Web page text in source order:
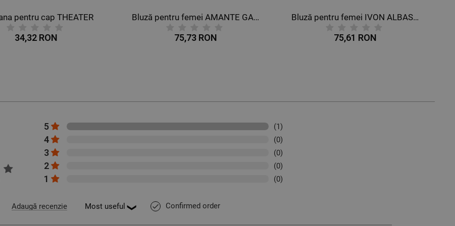
75,73 RON 75,61 RON
Bluză pentru femei MIRA ALB
88,75 RON
5 (1)
4 (0)
3 (0)
2 (0)
1 (0)
Adaugă recenzie done Confirmed order